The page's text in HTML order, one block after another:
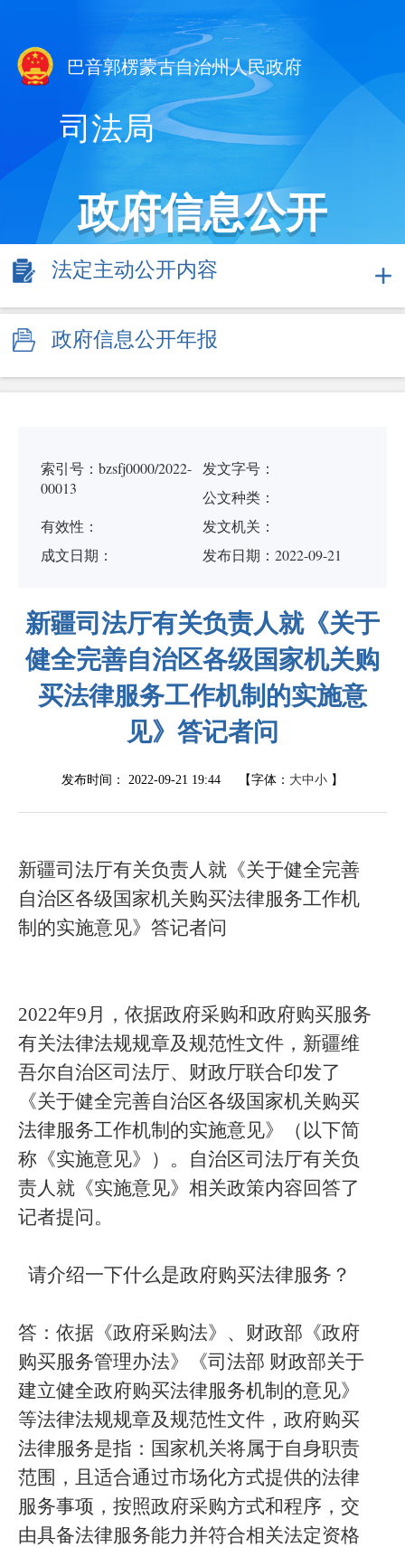
巴音郭楞蒙古自治州人民政府
司法局
政府信息公开
法定主动公开内容
政府信息公开年报
索引号：bzsfj0000/2022-
00013
发文字号：
公文种类：
有效性：
发文机关：
成文日期：
发布日期：2022-09-21
新疆司法厅有关负责人就《关于
健全完善自治区各级国家机关购
买法律服务工作机制的实施意
见》答记者问
发布时间： 2022-09-21 19:44 【字体： 大中小 】
新疆司法厅有关负责人就《关于健全完善
自治区各级国家机关购买法律服务工作机
制的实施意见》答记者问
2022年9月，依据政府采购和政府购买服务
有关法律法规规章及规范性文件，新疆维
吾尔自治区司法厅、财政厅联合印发了
《关于健全完善自治区各级国家机关购买
法律服务工作机制的实施意见》（以下简
称《实施意见》）。自治区司法厅有关负
责人就《实施意见》相关政策内容回答了
记者提问。
请介绍一下什么是政府购买法律服务？
答：依据《政府采购法》、财政部《政府
购买服务管理办法》《司法部 财政部关于
建立健全政府购买法律服务机制的意见》
等法律法规规章及规范性文件，政府购买
法律服务是指：国家机关将属于自身职责
范围，且适合通过市场化方式提供的法律
服务事项，按照政府采购方式和程序，交
由具备法律服务能力并符合相关法定资格